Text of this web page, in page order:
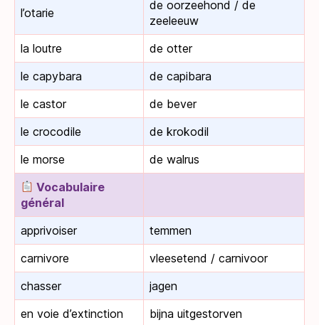
l’otarie
de oorzeehond / de
zeeleeuw
la loutre
de otter
le capybara
de capibara
le castor
de bever
le crocodile
de krokodil
le morse
de walrus
Vocabulaire
général
apprivoiser
temmen
carnivore
vleesetend / carnivoor
chasser
jagen
en voie d’extinction
bijna uitgestorven